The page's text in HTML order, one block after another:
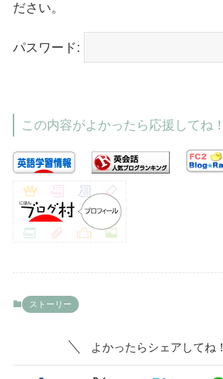
ださい。
パスワード:
この内容がよかったら応援してね！
ストーリー
よかったらシェアしてね！